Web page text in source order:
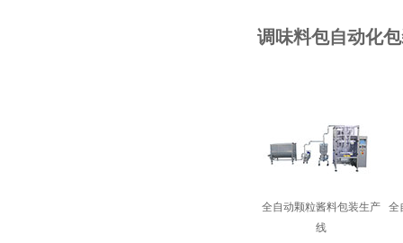
调味料包自动化
全自动颗粒酱料包装生产
线
全